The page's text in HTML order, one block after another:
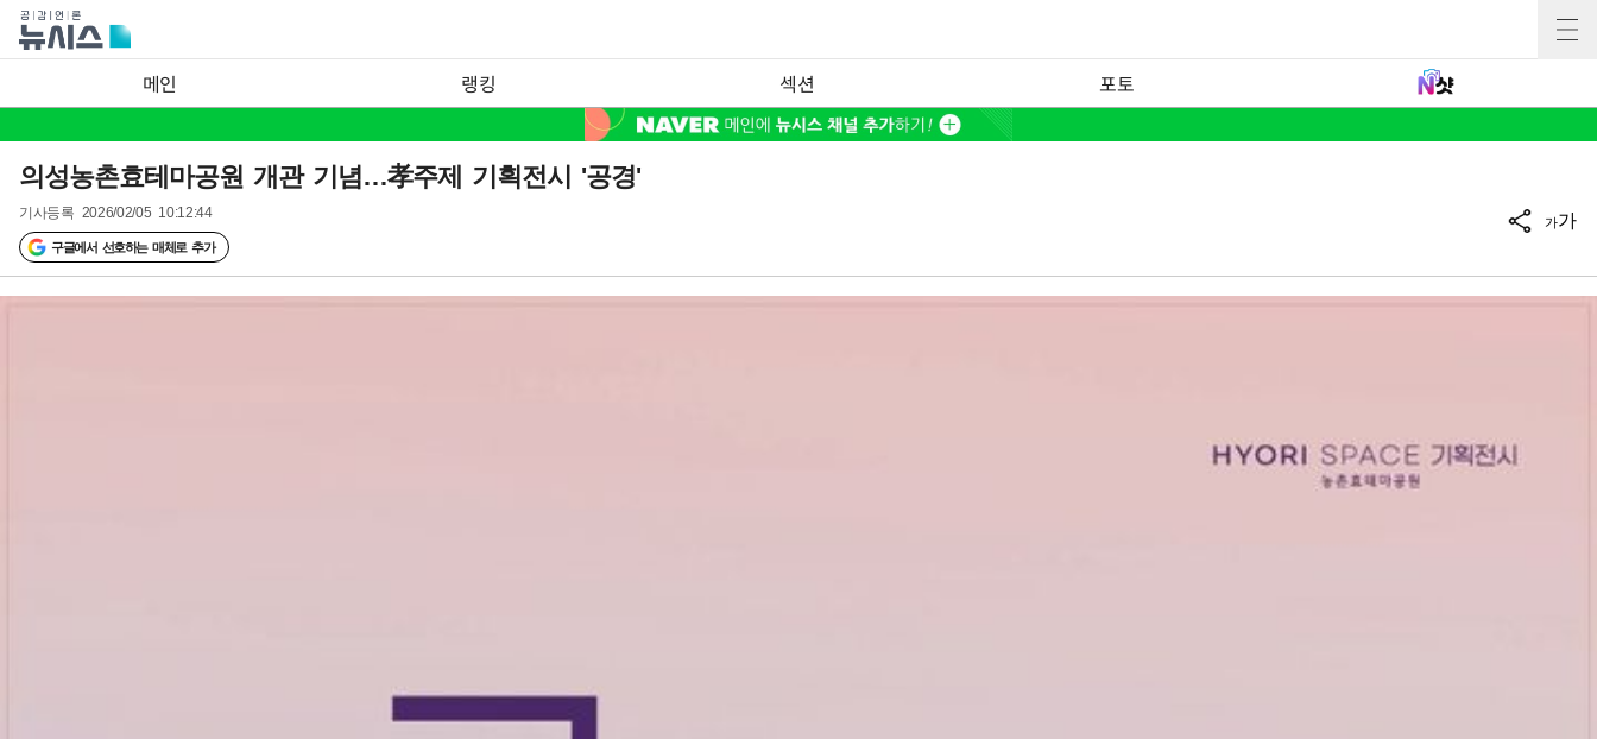
메인 랭킹 섹션 포토
의성농촌효테마공원 개관 기념…孝주제 기획전시 '공경'
기사등록 2026/02/05 10:12:44
구글에서 선호하는 매체로 추가
가가